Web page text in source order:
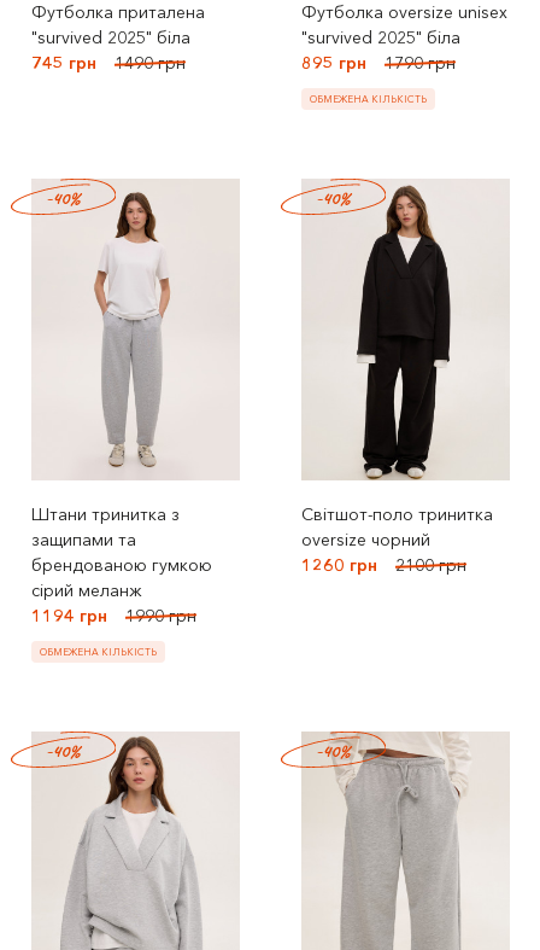
Футболка приталена
"survived 2025" біла
745 грн
1490 грн
Футболка oversize unisex
"survived 2025" біла
895 грн
1790 грн
ОБМЕЖЕНА КІЛЬКІСТЬ
Штани тринитка з
защипами та
брендованою гумкою
сірий меланж
1194 грн
1990 грн
ОБМЕЖЕНА КІЛЬКІСТЬ
-40%
Світшот-поло тринитка
oversize чорний
1260 грн
2100 грн
-40%
-40% -40%